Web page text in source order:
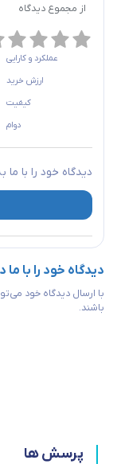
از مجموع دیدگاه
عملکرد و کارایی
ارزش خرید
کیفیت
دوام
دیدگاه خود را با ما
دیدگاه خود را با ما
با ارسال دیدگاه خود
باشند.
پرسش ها